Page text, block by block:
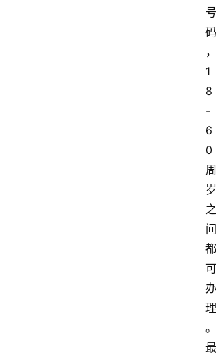
号
码
，
1
8
-
6
0
周
岁
之
间
都
可
办
理
。
最